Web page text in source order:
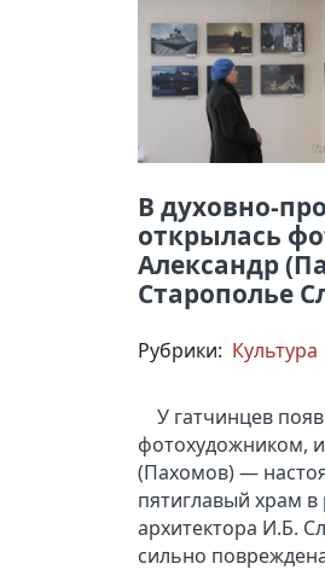
В духовно-
открылась
Александр
Старополье
Рубрики: Культура
У гатчинцев
фотохудожником,
(Пахомов) —
пятиглавый храм в
архитектора И.Б.
сильно